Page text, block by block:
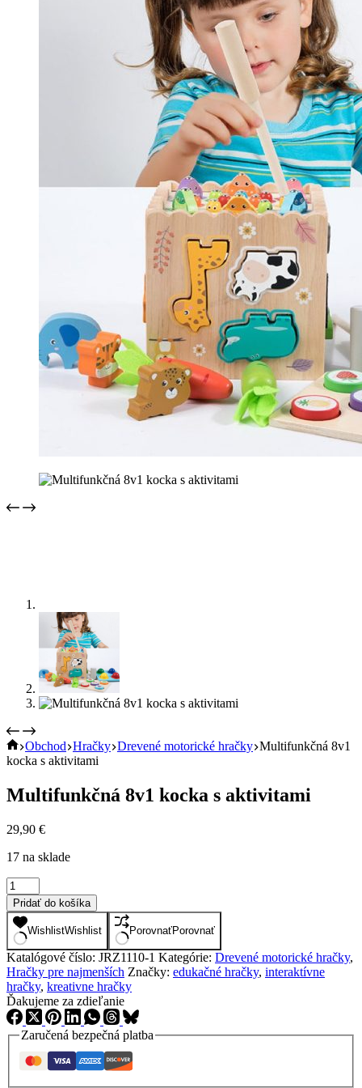
Úvod
Obchod Hračky Drevené motorické hračky Multifunkčná 8v1
kocka s aktivitami
Multifunkčná 8v1 kocka s aktivitami
29,90 €
17 na sklade
množstvo
Multifunkčná
8v1
kocka
aktivitami
Pridať do košíka
WishlistWishlist PorovnaťPorovnať
Katalógové číslo: JRZ1110-1 Kategórie: Drevené motorické hračky,
Hračky pre najmenších Značky: edukačné hračky, interaktívne
hračky, kreativne hračky
Ďakujeme za zdieľanie
Zaručená bezpečná platba